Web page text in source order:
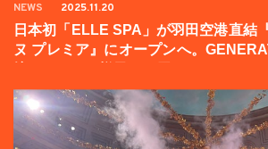
NEWS 2025.11.20
日本初「ELLE SPA」が羽田空港直結
ヌ プレミア』にオープンへ。